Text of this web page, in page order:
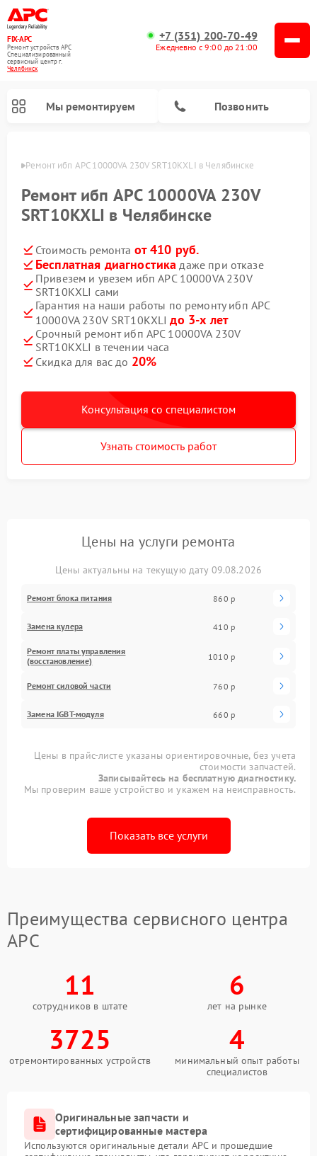
FIX-APC
Ремонт устройств APC
Специализированный
cервисный центр г.
Челябинск
+7 (351) 200-70-49
Ежедневно с 9:00 до 21:00
Мы ремонтируем Позвонить
Ремонт ибп APC 10000VA 230V SRT10KXLI в Челябинске
Ремонт ибп APC 10000VA 230V
SRT10KXLI в Челябинске
Стоимость ремонта от 410 руб.
Бесплатная диагностика даже при отказе
Привезем и увезем ибп APC 10000VA 230V
SRT10KXLI сами
Гарантия на наши работы по ремонту ибп APC
10000VA 230V SRT10KXLIдо 3-х лет
Срочный ремонт ибп APC 10000VA 230V
SRT10KXLI в течении часа
Скидка для вас до 20%
Консультация со специалистом
Узнать стоимость работ
Цены на услуги ремонта
Цены актуальны на текущую дату 09.08.2026
Ремонт блока питания 860 р
Замена кулера 410 р
Ремонт платы управления
(восстановление)
1010 р
Ремонт силовой части 760 р
Замена IGBT-модуля 660 р
Цены в прайс-листе указаны ориентировочные, без учета
стоимости запчастей.
Записывайтесь на бесплатную диагностику.
Мы проверим ваше устройство и укажем на неисправность.
Показать все услуги
Преимущества сервисного центра
APC
11
сотрудников в штате
6
лет на рынке
3725
отремонтированных устройств
4
минимальный опыт работы
специалистов
Оригинальные запчасти и
сертифицированные мастера
Используются оригинальные детали APC и прошедшие